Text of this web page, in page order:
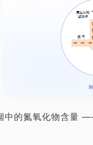
的氮氧化物含量